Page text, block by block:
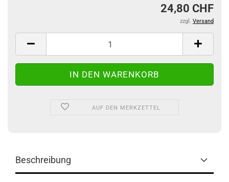
24,80 CHF
zzgl. Versand
AUF DEN MERKZETTEL
Beschreibung